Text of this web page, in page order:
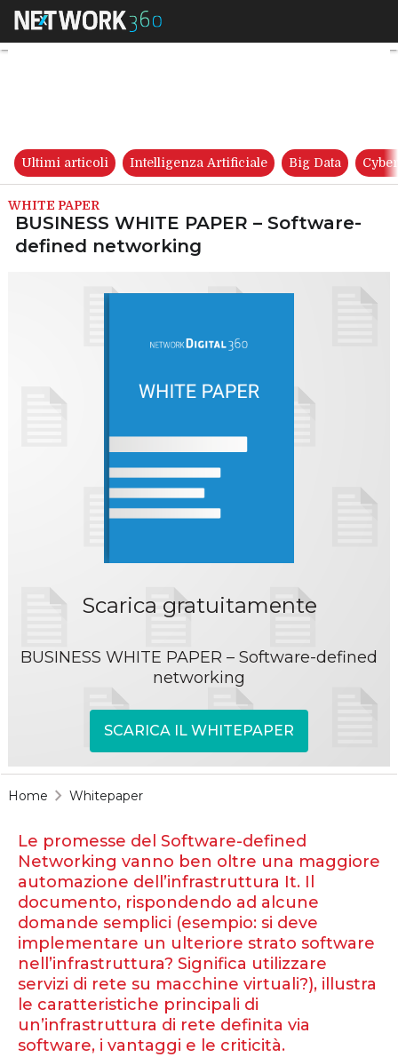
BUSINESS WHITE PAPER –
Ultimi articoli Intelligenza Artificiale Big Data
WHITE PAPER
BUSINESS WHITE PAPER – Software-
defined networking
Scarica gratuitamente
BUSINESS WHITE PAPER – Software-defined
networking
SCARICA IL WHITEPAPER
Home Whitepaper
Le promesse del Software-defined
Networking vanno ben oltre una maggiore
automazione dell’infrastruttura It. Il
documento, rispondendo ad alcune
domande semplici (esempio: si deve
implementare un ulteriore strato software
nell’infrastruttura? Significa utilizzare
servizi di rete su macchine virtuali?), illustra
le caratteristiche principali di
un’infrastruttura di rete definita via
software, i vantaggi e le criticità.